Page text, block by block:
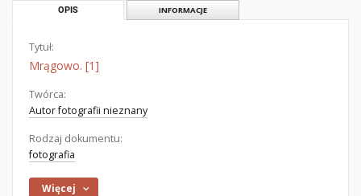
OPIS INFORMACJE
Tytuł:
Mrągowo. [1]
Twórca:
Autor fotografii nieznany
Rodzaj dokumentu:
fotografia
Więcej